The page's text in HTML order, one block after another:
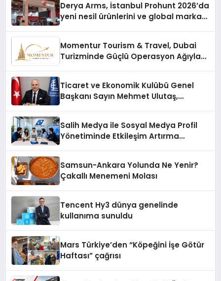
Derya Arms, İstanbul Prohunt 2026’da
yeni nesil ürünlerini ve global marka
Momentur Tourism & Travel, Dubai
Turizminde Güçlü Operasyon Ağıyla
Ticaret ve Ekonomik Kulübü Genel
Başkanı Sayın Mehmet Ulutaş,
Salih Medya ile Sosyal Medya Profil
Yönetiminde Etkileşim Artırma
Samsun-Ankara Yolunda Ne Yenir?
Çakallı Menemeni Molası
Tencent Hy3 dünya genelinde
kullanıma sunuldu
Mars Türkiye’den “Köpeğini İşe Götür
Haftası” çağrısı